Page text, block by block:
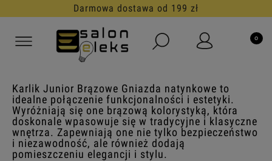
Darmowa dostawa od 199 zł
Karlik Junior Brązowe Gniazda natynkowe to
idealne połączenie funkcjonalności i estetyki.
Wyróżniają się one brązową kolorystyką, która
doskonale wpasowuje się w tradycyjne i klasyczne
wnętrza. Zapewniają one nie tylko bezpieczeństwo
i niezawodność, ale również dodają
pomieszczeniu elegancji i stylu.